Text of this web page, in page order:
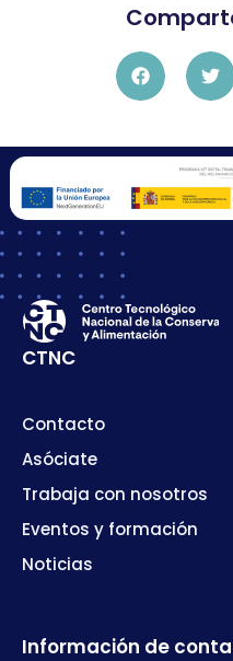
CTNC
Contacto
Asóciate
Trabaja con nosotros
Eventos y formación
Noticias
Información de